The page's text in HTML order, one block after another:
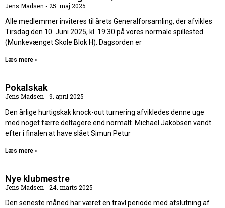
Jens Madsen
25. maj 2025
Alle medlemmer inviteres til årets Generalforsamling, der afvikles
Tirsdag den 10. Juni 2025, kl. 19:30 på vores normale spillested
(Munkevænget Skole Blok H). Dagsorden er
Læs mere »
Pokalskak
Jens Madsen
9. april 2025
Den årlige hurtigskak knock-out turnering afvikledes denne uge
med noget færre deltagere end normalt. Michael Jakobsen vandt
efter i finalen at have slået Simun Petur
Læs mere »
Nye klubmestre
Jens Madsen
24. marts 2025
Den seneste måned har været en travl periode med afslutning af